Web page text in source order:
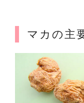
マカの主